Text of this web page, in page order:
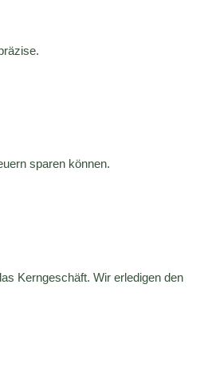
sparen können.
Kerngeschäft. Wir erledigen den